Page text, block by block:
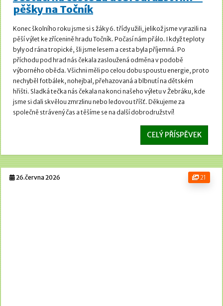
pěšky na Točník
Konec školního roku jsme si s žáky 6. třídy užili, jelikož jsme vyrazili na
pěší výlet ke zřícenině hradu Točník. Počasí nám přálo. I když teploty
byly od rána tropické, šli jsme lesem a cesta byla příjemná. Po
příchodu pod hrad nás čekala zasloužená odměna v podobě
výborného oběda. Všichni měli po celou dobu spoustu energie, proto
nechyběl fotbálek, nohejbal, přehazovaná a blbnutí na dětském
hřišti. Sladká tečka nás čekala na konci našeho výletu v Žebráku, kde
jsme si dali skvělou zmrzlinu nebo ledovou tříšť. Děkujeme za
společně strávený čas a těšíme se na další dobrodružství!
CELÝ PŘÍSPĚVEK
21
26.června 2026